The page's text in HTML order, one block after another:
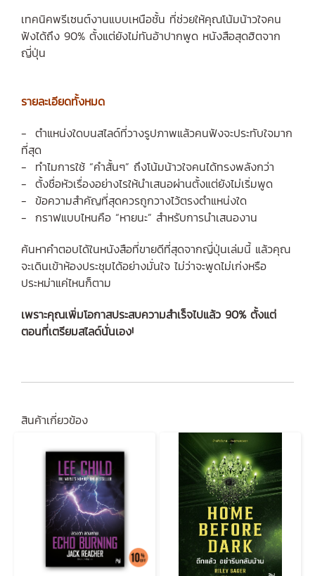
เทคนิคพรีเซนต์งานแบบเหนือชั้น ที่ช่วยให้คุณโน้มน้าวใจคน
ฟังได้ถึง 90% ตั้งแต่ยังไม่ทันอ้าปากพูด หนังสือสุดฮิตจาก
ญี่ปุ่น
รายละเอียดทั้งหมด
- ตำแหน่งใดบนสไลด์ที่วางรูปภาพแล้วคนฟังจะประทับใจมาก
ที่สุด
- ทำไมการใช้ “คำสั้นๆ” ถึงโน้มน้าวใจคนได้ทรงพลังกว่า
- ตั้งชื่อหัวเรื่องอย่างไรให้นำเสนอผ่านตั้งแต่ยังไม่เริ่มพูด
- ข้อความสำคัญที่สุดควรถูกวางไว้ตรงตำแหน่งใด
- กราฟแบบไหนคือ “หายนะ” สำหรับการนำเสนองาน
ค้นหาคำตอบได้ในหนังสือที่ขายดีที่สุดจากญี่ปุ่นเล่มนี้ แล้วคุณ
จะเดินเข้าห้องประชุมได้อย่างมั่นใจ ไม่ว่าจะพูดไม่เก่งหรือ
ประหม่าแค่ไหนก็ตาม
เพราะคุณเพิ่มโอกาสประสบความสำเร็จไปแล้ว 90% ตั้งแต่
ตอนที่เตรียมสไลด์นั่นเอง!
สินค้าเกี่ยวข้อง